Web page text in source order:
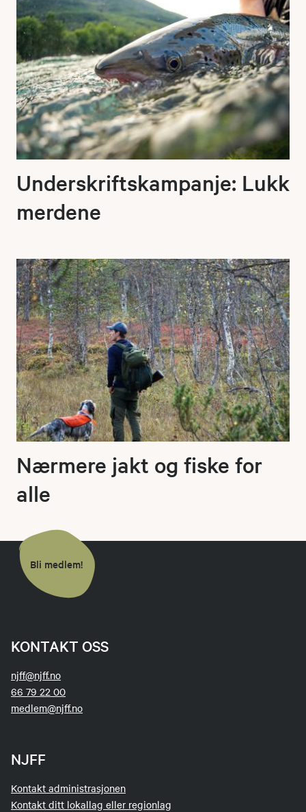
Underskriftskampanje: Lukk
merdene
Nærmere jakt og fiske for
alle
Bli medlem!
KONTAKT OSS
njff@njff.no
66 79 22 00
medlem@njff.no
NJFF
Kontakt administrasjonen
Kontakt ditt lokallag eller regionlag